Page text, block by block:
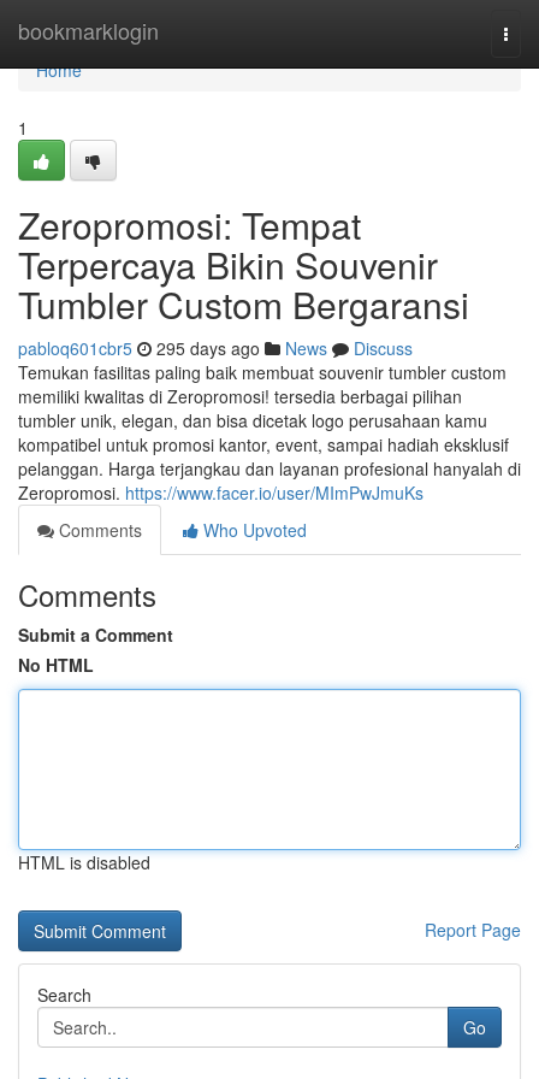
bookmarklogin
Home
Home
1
Zeropromosi: Tempat
Terpercaya Bikin Souvenir
Tumbler Custom Bergaransi
pabloq601cbr5 295 days ago News
Discuss
Temukan fasilitas paling baik membuat souvenir tumbler custom
memiliki kwalitas di Zeropromosi! tersedia berbagai pilihan
tumbler unik, elegan, dan bisa dicetak logo perusahaan kamu
kompatibel untuk promosi kantor, event, sampai hadiah eksklusif
pelanggan. Harga terjangkau dan layanan profesional hanyalah di
Zeropromosi. https://www.facer.io/user/MImPwJmuKs
Comments
Who Upvoted
Comments
Submit a Comment
No HTML
HTML is disabled
Report Page
Search
Go